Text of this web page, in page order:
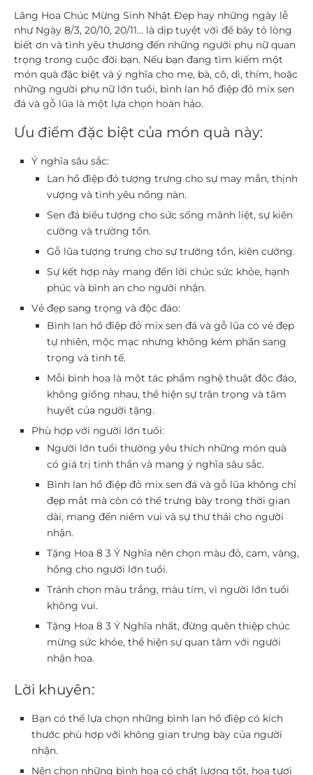
Lãng Hoa Chúc Mừng Sinh Nhật Đẹp hay những ngày lễ
như Ngày 8/3, 20/10, 20/11… là dịp tuyệt vời để bày tỏ lòng
biết ơn và tình yêu thương đến những người phụ nữ quan
trọng trong cuộc đời bạn. Nếu bạn đang tìm kiếm một
món quà đặc biệt và ý nghĩa cho mẹ, bà, cô, dì, thím, hoặc
những người phụ nữ lớn tuổi, bình lan hồ điệp đỏ mix sen
đá và gỗ lũa là một lựa chọn hoàn hảo.
Ưu điểm đặc biệt của món quà này:
Ý nghĩa sâu sắc:
Lan hồ điệp đỏ tượng trưng cho sự may mắn, thịnh
vượng và tình yêu nồng nàn.
Sen đá biểu tượng cho sức sống mãnh liệt, sự kiên
cường và trường tồn.
Gỗ lũa tượng trưng cho sự trường tồn, kiên cường.
Sự kết hợp này mang đến lời chúc sức khỏe, hạnh
phúc và bình an cho người nhận.
Vẻ đẹp sang trọng và độc đáo:
Bình lan hồ điệp đỏ mix sen đá và gỗ lũa có vẻ đẹp
tự nhiên, mộc mạc nhưng không kém phần sang
trọng và tinh tế.
Mỗi bình hoa là một tác phẩm nghệ thuật độc đáo,
không giống nhau, thể hiện sự trân trọng và tâm
huyết của người tặng.
Phù hợp với người lớn tuổi:
Người lớn tuổi thường yêu thích những món quà
có giá trị tinh thần và mang ý nghĩa sâu sắc.
Bình lan hồ điệp đỏ mix sen đá và gỗ lũa không chỉ
đẹp mắt mà còn có thể trưng bày trong thời gian
dài, mang đến niềm vui và sự thư thái cho người
nhận.
Tặng Hoa 8 3 Ý Nghĩa nên chọn màu đỏ, cam, vàng,
hồng cho người lớn tuổi.
Tránh chọn màu trắng, màu tím, vì người lớn tuổi
không vui.
Tặng Hoa 8 3 Ý Nghĩa nhất, đừng quên thiệp chúc
mừng sức khỏe, thể hiện sự quan tâm với người
nhận hoa.
Lời khuyên:
Bạn có thể lựa chọn những bình lan hồ điệp có kích
thước phù hợp với không gian trưng bày của người
nhận.
Nên chọn những bình hoa có chất lượng tốt, hoa tươi